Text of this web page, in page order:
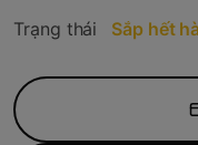
Trạng thái Sắp hết